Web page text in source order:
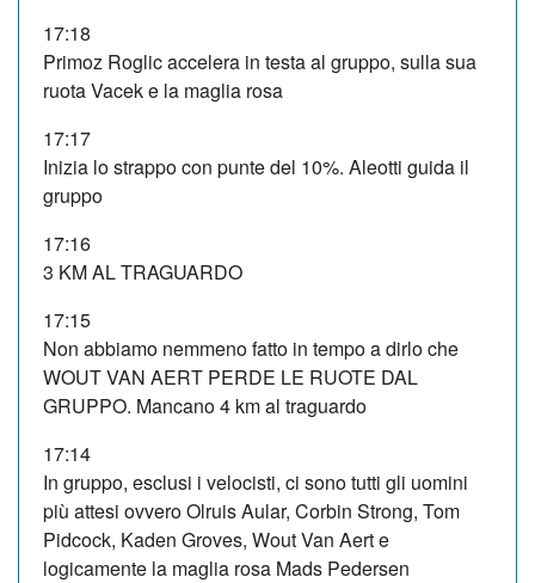
17:18
Primoz Roglic accelera in testa al gruppo, sulla sua
ruota Vacek e la maglia rosa
17:17
Inizia lo strappo con punte del 10%. Aleotti guida il
gruppo
17:16
3 KM AL TRAGUARDO
17:15
Non abbiamo nemmeno fatto in tempo a dirlo che
WOUT VAN AERT PERDE LE RUOTE DAL
GRUPPO. Mancano 4 km al traguardo
17:14
In gruppo, esclusi i velocisti, ci sono tutti gli uomini
più attesi ovvero Olruis Aular, Corbin Strong, Tom
Pidcock, Kaden Groves, Wout Van Aert e
logicamente la maglia rosa Mads Pedersen